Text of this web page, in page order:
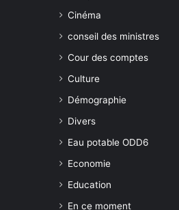
Cinéma
conseil des ministres
Cour des comptes
Culture
Démographie
Divers
Eau potable ODD6
Economie
Education
En ce moment